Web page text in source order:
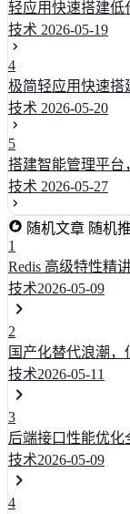
轻应用快速搭建低
技术 2026-05-19
4
极简轻应用快速搭
技术 2026-05-20
5
搭建智能管理平台
技术 2026-05-27
随机文章 随机
1
Redis 高级特性精
技术2026-05-09
2
国产化替代浪潮
技术2026-05-11
3
后端接口性能优化
技术2026-05-09
4